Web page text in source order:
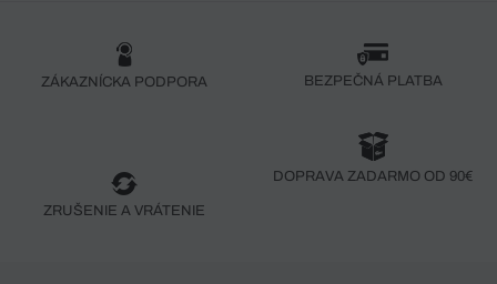
ZÁKAZNÍCKA PODPORA BEZPEČNÁ PLATBA
ZRUŠENIE A VRÁTENIE
DOPRAVA ZADARMO OD 90€